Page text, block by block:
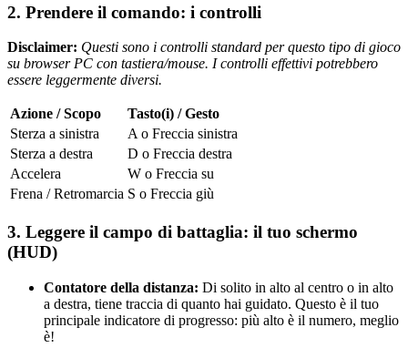
2. Prendere il comando: i controlli
Disclaimer: Questi sono i controlli standard per questo tipo di gioco
su browser PC con tastiera/mouse. I controlli effettivi potrebbero
essere leggermente diversi.
Azione / Scopo
Tasto(i) / Gesto
Sterza a sinistra
A o Freccia sinistra
Sterza a destra
D o Freccia destra
Accelera
W o Freccia su
Frena / Retromarcia S o Freccia giù
3. Leggere il campo di battaglia: il tuo schermo
(HUD)
Contatore della distanza: Di solito in alto al centro o in alto
a destra, tiene traccia di quanto hai guidato. Questo è il tuo
principale indicatore di progresso: più alto è il numero, meglio
è!